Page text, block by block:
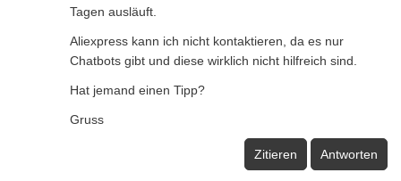
Tagen ausläuft.
Aliexpress kann ich nicht kontaktieren, da es nur
Chatbots gibt und diese wirklich nicht hilfreich sind.
Hat jemand einen Tipp?
Gruss
Zitieren Antworten